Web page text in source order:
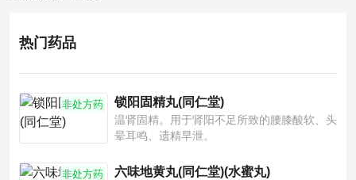
热门药品
非处方药 锁阳固精丸(同仁堂)
温肾固精。用于肾阳不足所致的腰膝酸软、头
晕耳鸣、遗精早泄。
非处方药 六味地黄丸(同仁堂)(水蜜丸)